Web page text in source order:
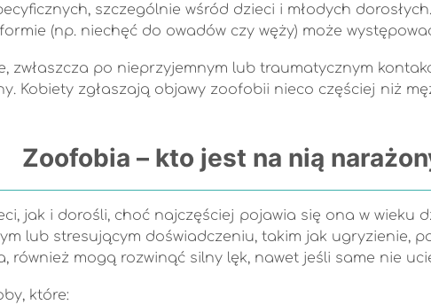
szczególnie wśród dzieci i młodych
(np. niechęć do owadów czy węży) może
zwłaszcza po nieprzyjemnym lub traumatycznym
Kobiety zgłaszają objawy zoofobii nieco częściej niż
Zoofobia – kto jest na nią
jak i dorośli, choć najczęściej pojawia się ona w wieku
lub stresującym doświadczeniu, takim jak ugryzienie,
również mogą rozwinąć silny lęk, nawet jeśli same nie
które: